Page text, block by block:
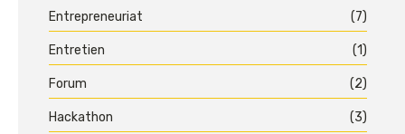
Entrepreneuriat (7)
Entretien (1)
Forum (2)
Hackathon (3)